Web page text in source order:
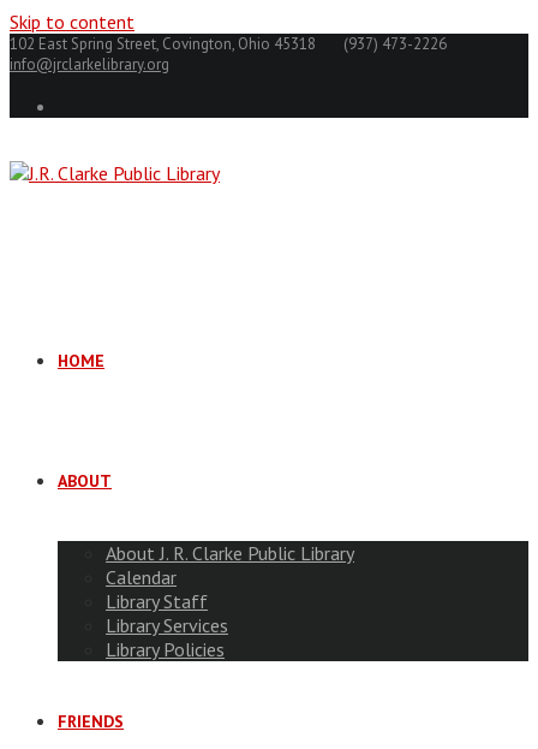
Skip to content
102 East Spring Street, Covington, Ohio 45318
(937) 473-2226
info@jrclarkelibrary.org
HOME
ABOUT
About J. R. Clarke Public Library
Calendar
Library Staff
Library Services
Library Policies
FRIENDS